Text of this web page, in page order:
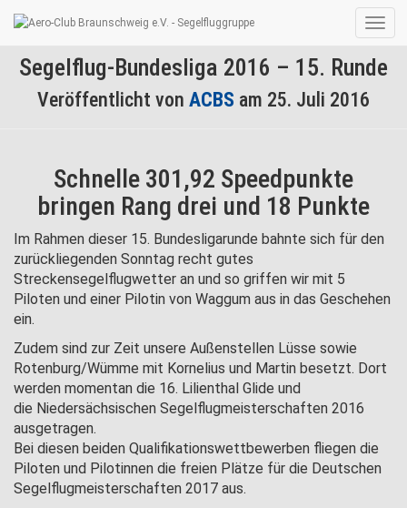
Segelflug-Bundesliga 2016 – 15. Runde
Veröffentlicht von ACBS am 25. Juli 2016
Schnelle 301,92 Speedpunkte
bringen Rang drei und 18 Punkte
Im Rahmen dieser 15. Bundesligarunde bahnte sich für den
zurückliegenden Sonntag recht gutes
Streckensegelflugwetter an und so griffen wir mit 5
Piloten und einer Pilotin von Waggum aus in das Geschehen
ein.
Zudem sind zur Zeit unsere Außenstellen Lüsse sowie
Rotenburg/Wümme mit Kornelius und Martin besetzt. Dort
werden momentan die 16. Lilienthal Glide und
die Niedersächsischen Segelflugmeisterschaften 2016
ausgetragen.
Bei diesen beiden Qualifikationswettbewerben fliegen die
Piloten und Pilotinnen die freien Plätze für die Deutschen
Segelflugmeisterschaften 2017 aus.